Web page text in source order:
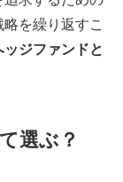
を繰り返すこ
ジファンドと
選ぶ？